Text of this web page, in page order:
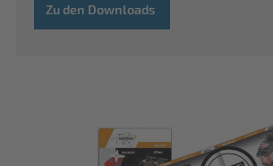
Zu den Downloads